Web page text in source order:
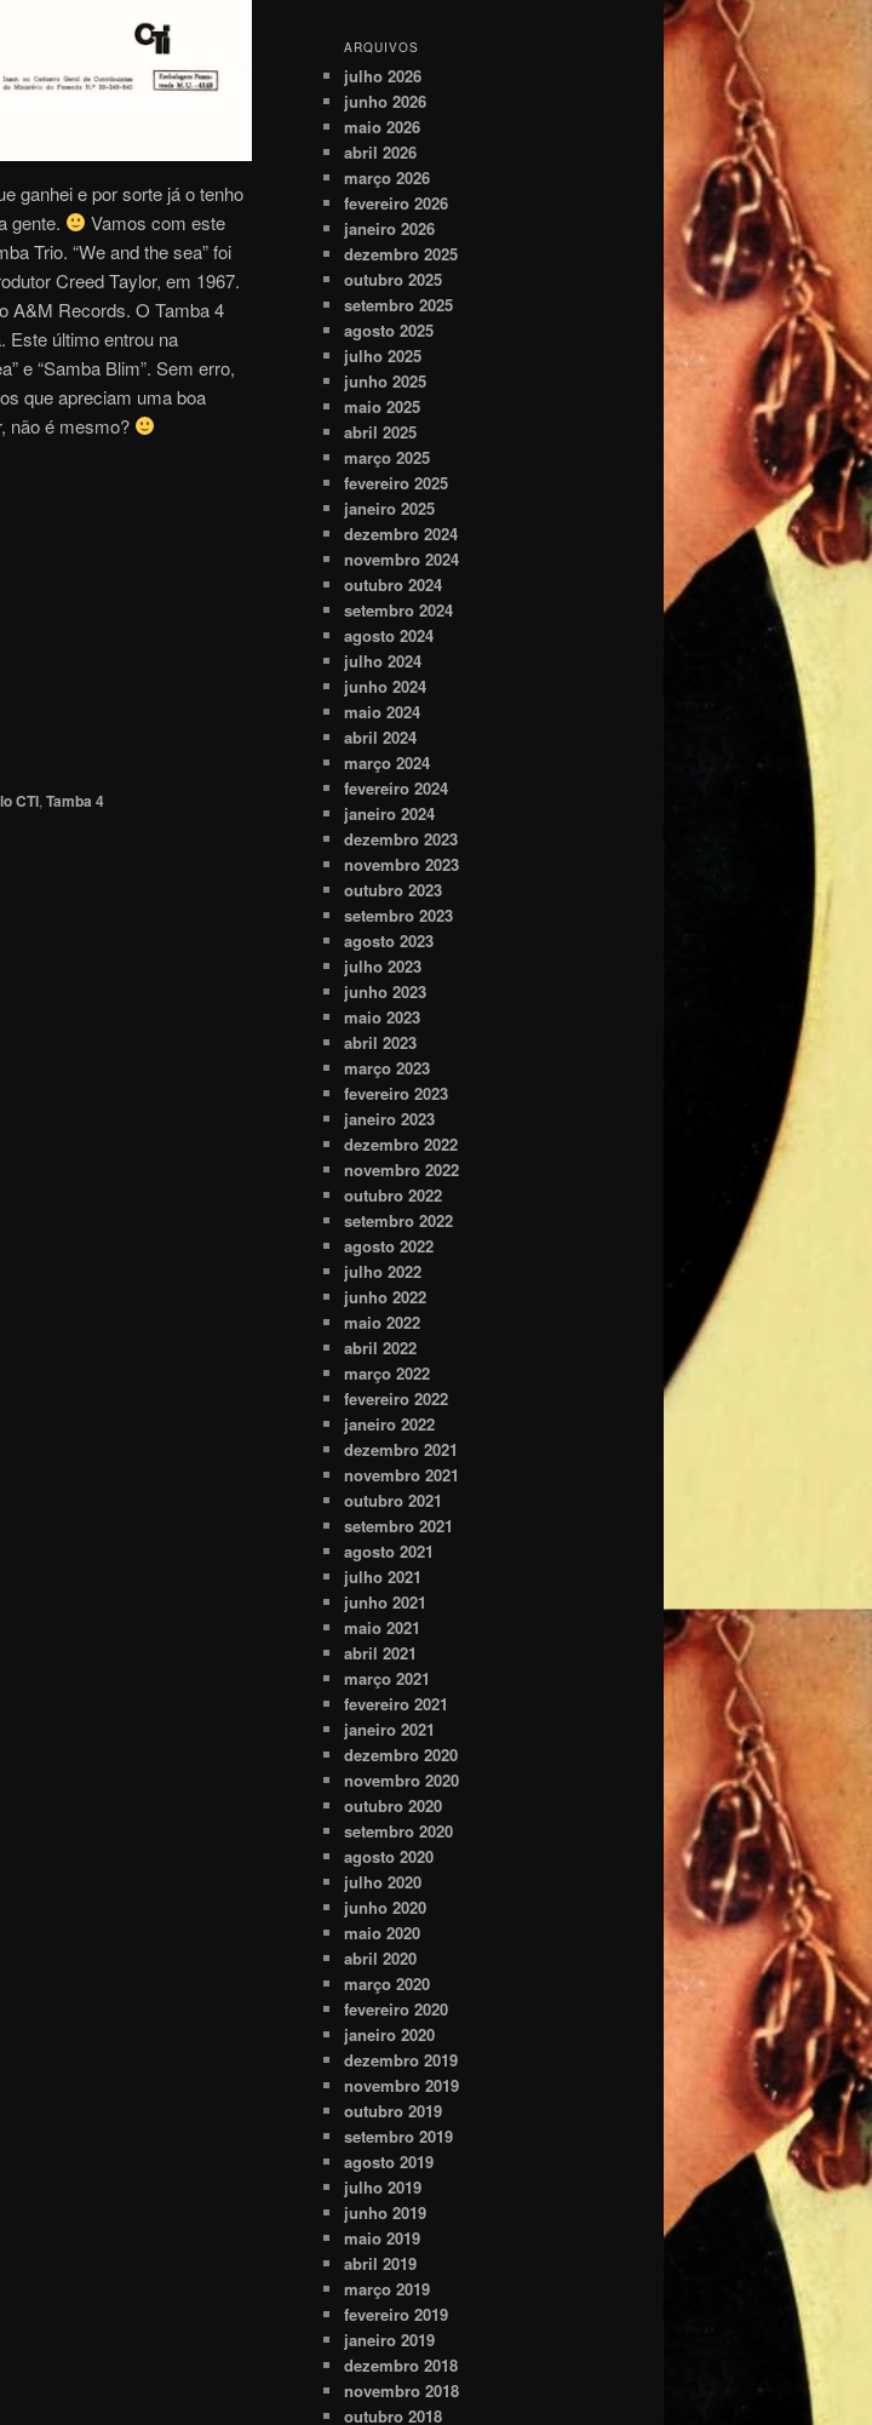
ganhei e por sorte já o tenho
gente.
Vamos com este
Trio. “We and the sea” foi
Creed Taylor, em 1967.
A&M Records. O Tamba 4
Este último entrou na
e “Samba Blim”. Sem erro,
que apreciam uma boa
não é mesmo?
CTI, Tamba 4
ARQUIVOS
julho 2026
junho 2026
maio 2026
abril 2026
março 2026
fevereiro 2026
janeiro 2026
dezembro 2025
outubro 2025
setembro 2025
agosto 2025
julho 2025
junho 2025
maio 2025
abril 2025
março 2025
fevereiro 2025
janeiro 2025
dezembro 2024
novembro 2024
outubro 2024
setembro 2024
agosto 2024
julho 2024
junho 2024
maio 2024
abril 2024
março 2024
fevereiro 2024
janeiro 2024
dezembro 2023
novembro 2023
outubro 2023
setembro 2023
agosto 2023
julho 2023
junho 2023
maio 2023
abril 2023
março 2023
fevereiro 2023
janeiro 2023
dezembro 2022
novembro 2022
outubro 2022
setembro 2022
agosto 2022
julho 2022
junho 2022
maio 2022
abril 2022
março 2022
fevereiro 2022
janeiro 2022
dezembro 2021
novembro 2021
outubro 2021
setembro 2021
agosto 2021
julho 2021
junho 2021
maio 2021
abril 2021
março 2021
fevereiro 2021
janeiro 2021
dezembro 2020
novembro 2020
outubro 2020
setembro 2020
agosto 2020
julho 2020
junho 2020
maio 2020
abril 2020
março 2020
fevereiro 2020
janeiro 2020
dezembro 2019
novembro 2019
outubro 2019
setembro 2019
agosto 2019
julho 2019
junho 2019
maio 2019
abril 2019
março 2019
fevereiro 2019
janeiro 2019
dezembro 2018
novembro 2018
outubro 2018